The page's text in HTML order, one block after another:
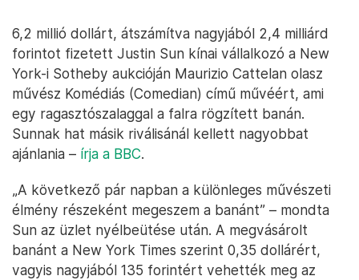
6,2 millió dollárt, átszámítva nagyjából 2,4 milliárd
forintot fizetett Justin Sun kínai vállalkozó a New
York-i Sotheby aukcióján Maurizio Cattelan olasz
művész Komédiás (Comedian) című művéért, ami
egy ragasztószalaggal a falra rögzített banán.
Sunnak hat másik riválisánál kellett nagyobbat
ajánlania – írja a BBC.
„A következő pár napban a különleges művészeti
élmény részeként megeszem a banánt” – mondta
Sun az üzlet nyélbeütése után. A megvásárolt
banánt a New York Times szerint 0,35 dollárért,
vagyis nagyjából 135 forintért vehették meg az